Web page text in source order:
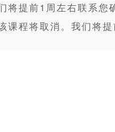
将提前1周左右联系您
课程将取消。我们将